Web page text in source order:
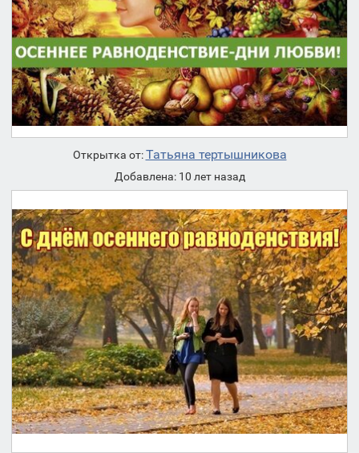
Открытка от:Татьяна тертышникова
Добавлена: 10 лет назад